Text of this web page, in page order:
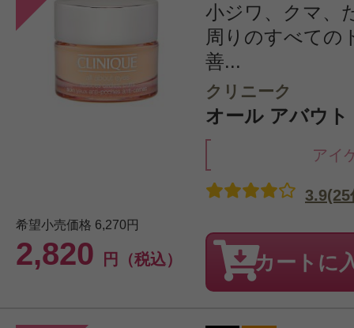
小ジワ、クマ、
周りのすべての
善...
クリニーク
オール アバウ
アイ
希望小売価格 6,270円
2,820 円（税込）
3.9(25
カートに